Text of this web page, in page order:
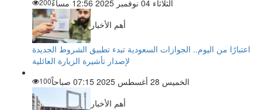
الثلاثاء 04 نوفمبر 2025 12:56 مساءً
200
أهم الأخبار
اعتبارًا من اليوم.. الجوازات السعودية تبدء تطبيق الشروط الجديدة
لإصدار تأشيرة الزيارة العائلية
الخميس 28 أغسطس 2025 07:15 صباحاً
100
أهم الأخبار